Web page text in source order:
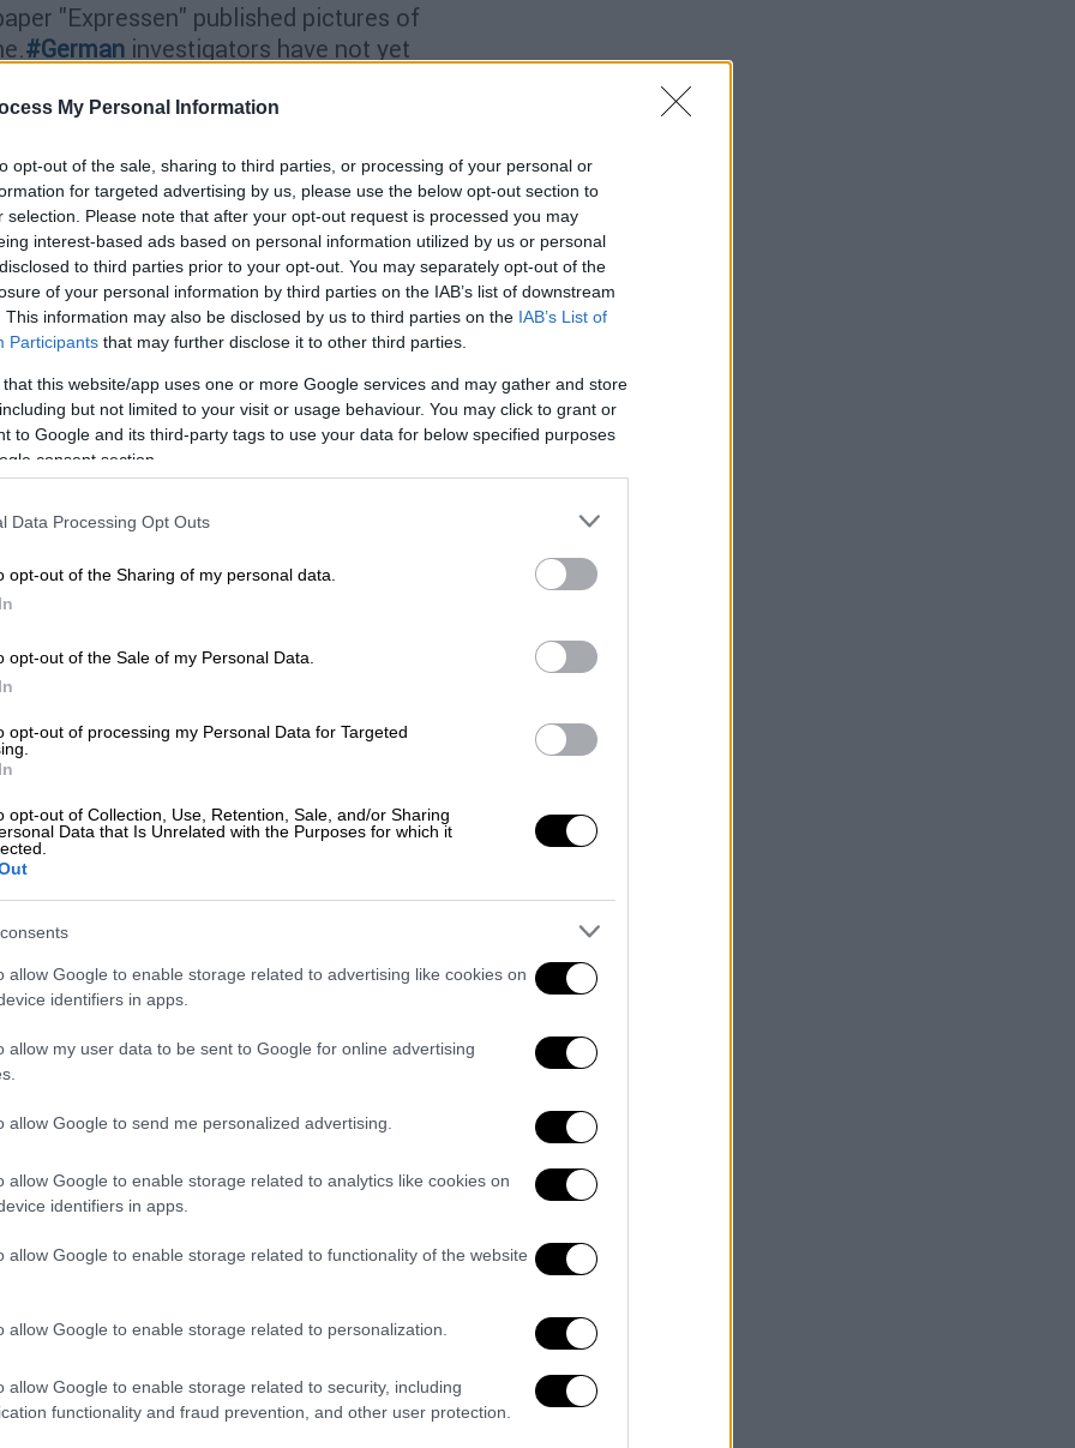
My Personal Information
opt-out of the sale, sharing to third parties, or processing of your personal or
for targeted advertising by us, please use the below opt-out section to
selection. Please note that after your opt-out request is processed you may
interest-based ads based on personal information utilized by us or personal
to third parties prior to your opt-out. You may separately opt-out of the
of your personal information by third parties on the IAB’s list of downstream
This information may also be disclosed by us to third parties on the IAB’s List of
Participants that may further disclose it to other third parties.
that this website/app uses one or more Google services and may gather and store
but not limited to your visit or usage behaviour. You may click to grant or
to Google and its third-party tags to use your data for below specified purposes
consent section.
Data Processing Opt Outs
opt-out of the Sharing of my personal data.
opt-out of the Sale of my Personal Data.
opt-out of processing my Personal Data for Targeted
opt-out of Collection, Use, Retention, Sale, and/or Sharing
Data that Is Unrelated with the Purposes for which it
allow Google to enable storage related to advertising like cookies on
identifiers in apps.
allow my user data to be sent to Google for online advertising
allow Google to send me personalized advertising.
allow Google to enable storage related to analytics like cookies on
identifiers in apps.
allow Google to enable storage related to functionality of the website
allow Google to enable storage related to personalization.
allow Google to enable storage related to security, including
functionality and fraud prevention, and other user protection.
"Expressen" published pictures of
#German investigators have not yet
the gas pipeline accident, but they
the sabotage.
2022
μηχανισμούς
η σειρά τωνεκρήξεωνκατά μήκος των
Nord Stream από τη Ρωσία προς τη
από δολιοφθορά, διά της πυροδότησης
αξιωματούχους που γνωρίζουν την
ευρήματα Σουηδών
νέο πόρισμα της αστυνομίας της
απίθανο η φερόμενη ως
το σχετικά μικρό βάθος του
υποβρυχίων από τις
εκρηκτικοί μηχανισμοί κατέβηκαν από
πυροδοτήθηκαν εξ αποστάσεως,
δείχνουν ότι τα
εκρηκτικά
αξιωματούχους.
συνδέσουν οριστικά την ύποπτη
ορισμένοι Γερμανοί αξιωματούχοι λένε
από τις εκρήξεις βρισκόταν η Ρωσία.
επηρεάζουν τρεις από τους τέσσερις
Nord Stream και Nord Stream 2, που
Θάλασσα για τη μεταφορά φυσικού
ότι οιεκρήξειςήταν τρομοκρατική
νωρίτερα αυτό το μήνα ότι οι
πιθανότατα προκλήθηκαν από
τον ένοχο. Ο Οργανισμός της
λίγο μετά τις επιθέσεις ότι οι
αλλά δεν παρείχε κανένα στοιχείο